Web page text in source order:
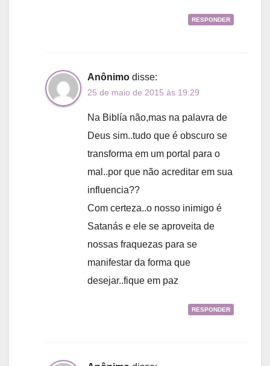
RESPONDER
Anônimo disse:
25 de maio de 2015 às 19:29
Na Biblía não,mas na palavra de
Deus sim..tudo que é obscuro se
transforma em um portal para o
mal..por que não acreditar em sua
influencia??
Com certeza..o nosso inimigo é
Satanás e ele se aproveita de
nossas fraquezas para se
manifestar da forma que
desejar..fique em paz
RESPONDER